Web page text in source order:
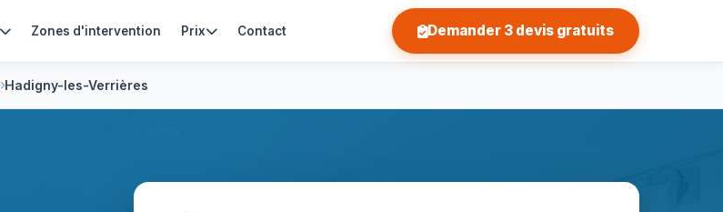
Zones d'intervention Prix Contact Demander 3 devis gratuits
Hadigny-les-Verrières